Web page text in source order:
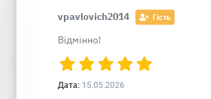
vpavlovich2014 Гість
Відмінно!
Дата: 15.05.2026